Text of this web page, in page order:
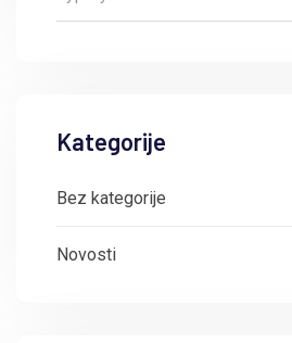
Kategorije
Bez kategorije
Novosti